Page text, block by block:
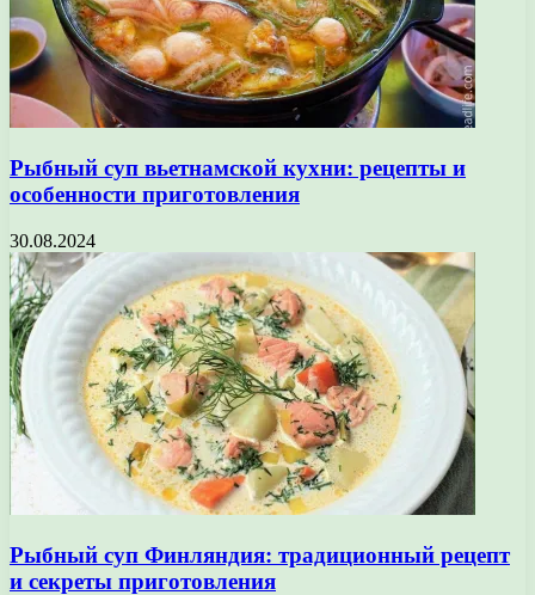
Рыбный суп вьетнамской кухни: рецепты и
особенности приготовления
30.08.2024
Рыбный суп Финляндия: традиционный рецепт
и секреты приготовления